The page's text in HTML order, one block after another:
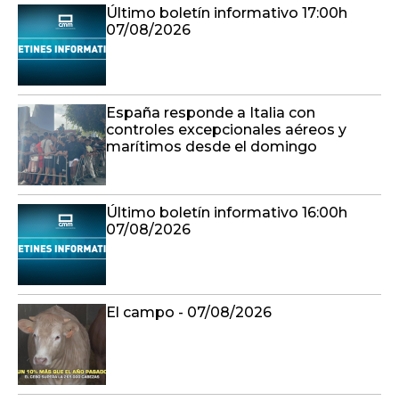
Último boletín informativo 17:00h
07/08/2026
España responde a Italia con
controles excepcionales aéreos y
marítimos desde el domingo
Último boletín informativo 16:00h
07/08/2026
El campo - 07/08/2026